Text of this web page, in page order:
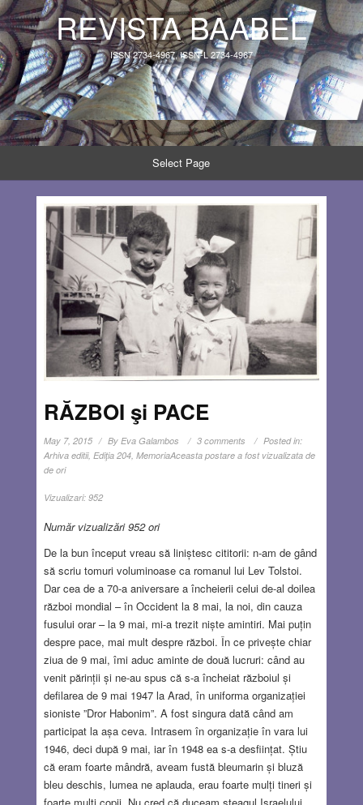
REVISTA BAABEL
ISSN 2734-4967, ISSN-L 2734-4967
Select Page
RĂZBOI şi PACE
May 7, 2015 By Eva Galambos 3 comments
Posted in:
Arhiva editii, Ediţia 204, MemoriaAceasta postare a fost vizualizata de
de ori
Vizualizari: 952
Număr vizualizări 952 ori
De la bun început vreau să liniștesc cititorii: n-am de gând
să scriu tomuri voluminoase ca romanul lui Lev Tolstoi.
Dar cea de a 70-a aniversare a încheierii celui de-al doilea
război mondial – în Occident la 8 mai, la noi, din cauza
fusului orar – la 9 mai, mi-a trezit niște amintiri. Mai puțin
despre pace, mai mult despre război. În ce privește chiar
ziua de 9 mai, îmi aduc aminte de două lucruri: când au
venit părinții și ne-au spus că s-a încheiat războiul și
defilarea de 9 mai 1947 la Arad, în uniforma organizației
sioniste ”Dror Habonim”. A fost singura dată când am
participat la așa ceva. Intrasem în organizație în vara lui
1946, deci după 9 mai, iar în 1948 ea s-a desființat. Știu
că eram foarte mândră, aveam fustă bleumarin și bluză
bleu deschis, lumea ne aplauda, erau foarte mulți tineri și